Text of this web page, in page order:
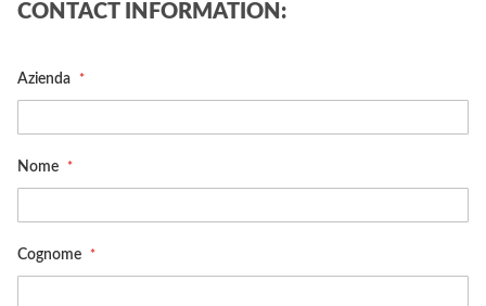
CONTACT INFORMATION:
Azienda
Nome
Cognome